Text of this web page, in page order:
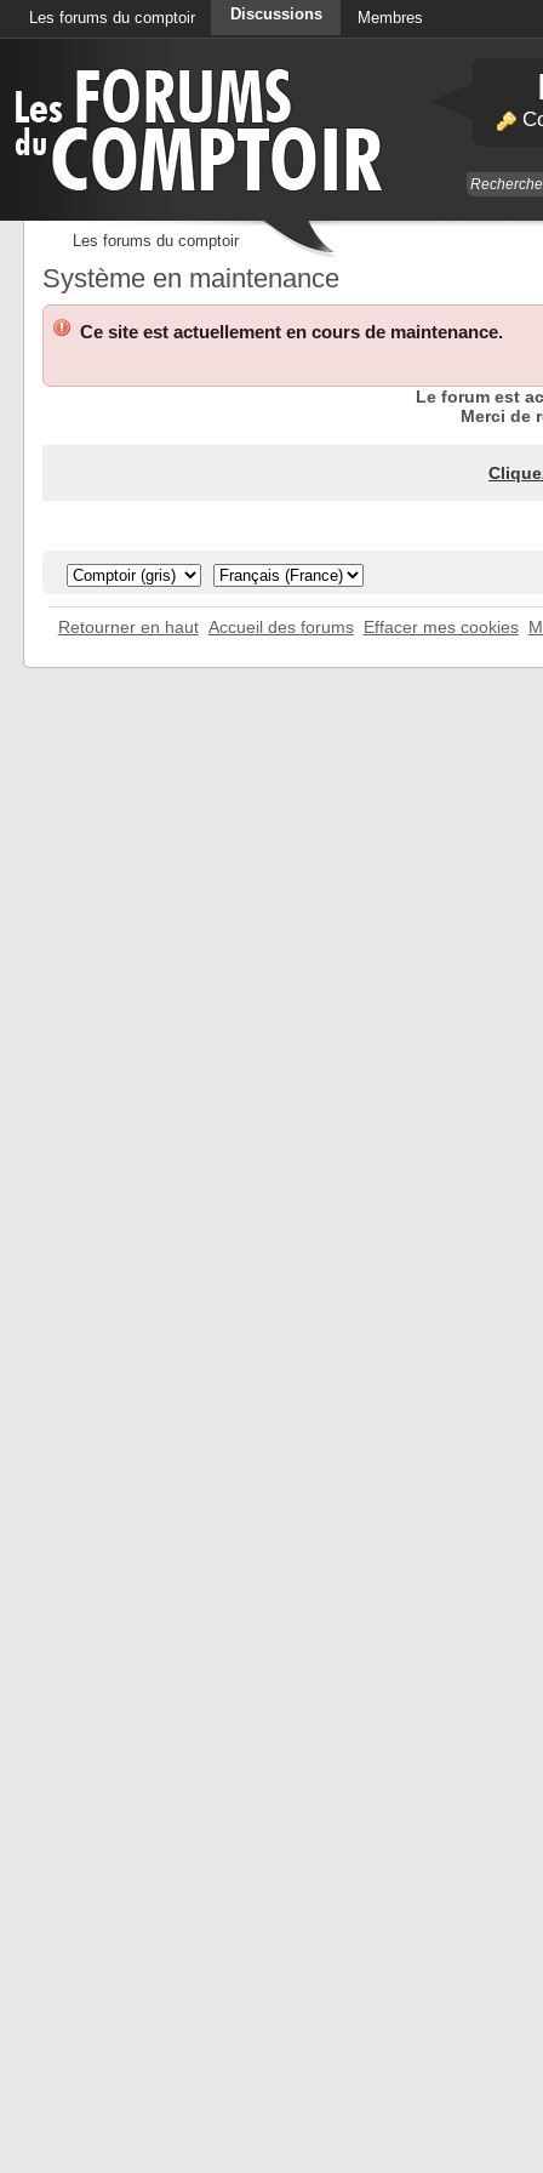
Les forums du comptoir Discussions Membres
Les forums du comptoir
Système en maintenance
Ce site est actuellement en cours de maintenance.
Le forum est
Merci de
Retourner en haut Accueil des forums Effacer mes cookies